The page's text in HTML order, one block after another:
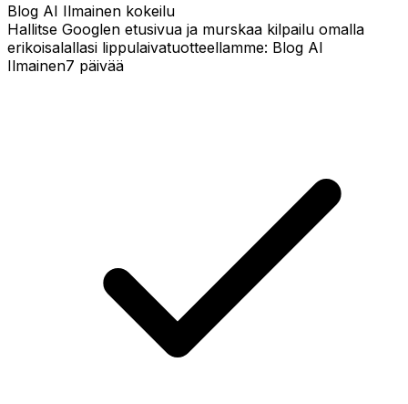
Blog AI Ilmainen kokeilu
Hallitse Googlen etusivua ja murskaa kilpailu omalla
erikoisalallasi lippulaiva­tuotteellamme: Blog AI
Ilmainen7 päivää